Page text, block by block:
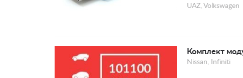
UAZ, Volkswagen
Комплект
Nissan, Infiniti